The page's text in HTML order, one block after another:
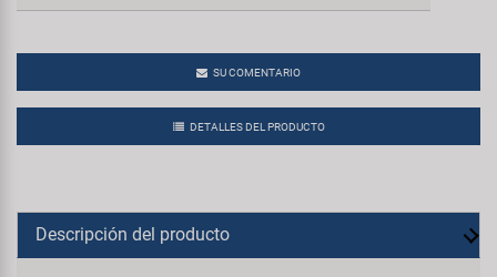
SU COMENTARIO
DETALLES DEL PRODUCTO
Descripción del producto